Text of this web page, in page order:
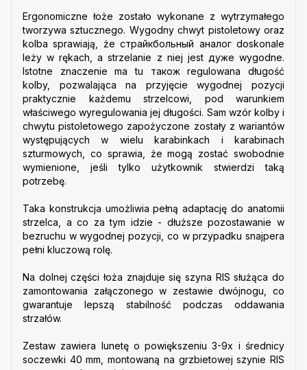
Ergonomiczne łoże zostało wykonane z wytrzymałego
tworzywa sztucznego. Wygodny chwyt pistoletowy oraz
kolba sprawiają, że cтрайкбольный аналог doskonale
leży w rękach, a strzelanie z niej jest дуже wygodne.
Istotne znaczenie ma tu також regulowana długość
kolby, pozwalająca na przyjęcie wygodnej pozycji
praktycznie każdemu strzelcowi, pod warunkiem
właściwego wyregulowania jej długości. Sam wzór kolby i
chwytu pistoletowego zapożyczone zostały z wariantów
występujących w wielu karabinkach i karabinach
szturmowych, co sprawia, że mogą zostać swobodnie
wymienione, jeśli tylko użytkownik stwierdzi taką
potrzebę.
Taka konstrukcja umożliwia pełną adaptację do anatomii
strzelca, a co za tym idzie - dłuższe pozostawanie w
bezruchu w wygodnej pozycji, co w przypadku snajpera
pełni kluczową rolę.
Na dolnej części łoża znajduje się szyna RIS służąca do
zamontowania załączonego w zestawie dwójnogu, co
gwarantuje lepszą stabilność podczas oddawania
strzałów.
Zestaw zawiera lunetę o powiększeniu 3-9x i średnicy
soczewki 40 mm, montowaną na grzbietowej szynie RIS